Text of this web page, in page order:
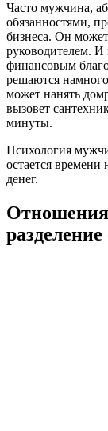
Часто мужчина,
обязанностями,
бизнеса. Он
руководителем. И
финансовым
решаются
может нанять
вызовет
минуты.
Психология
остается времени
денег.